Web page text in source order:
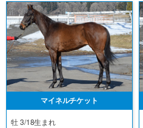
マイネルチケット
牡 3/18生まれ